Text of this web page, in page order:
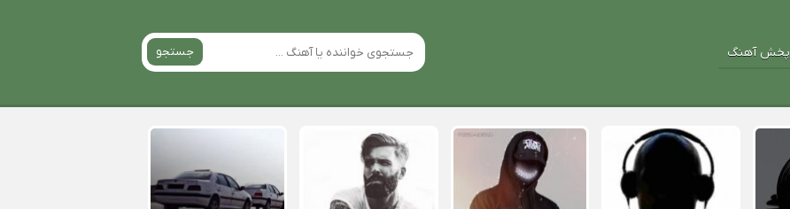
پخش آهنگ جستجو